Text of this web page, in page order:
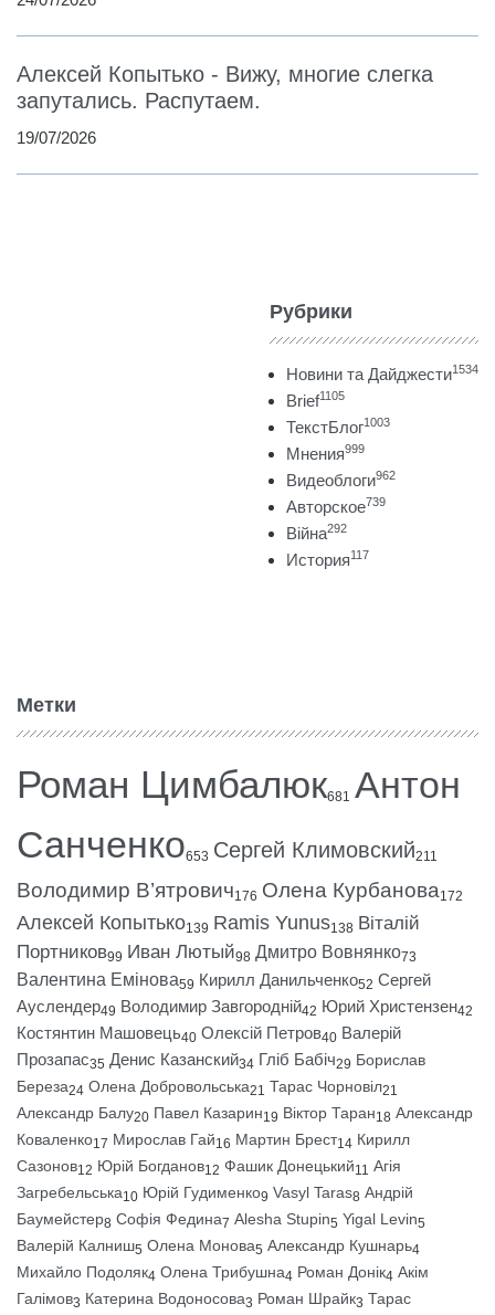
Алексей Копытько - Вижу, многие слегка
запутались. Распутаем.
19/07/2026
Рубрики
Новини та Дайджести1534
Brief1105
ТекстБлог1003
Мнения999
Видеоблоги962
Авторское739
Війна292
История117
Метки
Роман Цимбалюк681 Антон
Санченко653 Сергей Климовский211
Володимир В’ятрович176 Олена Курбанова172
Алексей Копытько139 Ramis Yunus138 Віталій
Портников99 Иван Лютый98 Дмитро Вовнянко73
Валентина Емінова59 Кирилл Данильченко52 Сергей
Ауслендер49 Володимир Завгородній42 Юрий Христензен42
Костянтин Машовець40 Олексій Петров40 Валерій
Прозапас35 Денис Казанский34 Гліб Бабіч29 Борислав
Береза24 Олена Добровольська21 Тарас Чорновіл21
Александр Балу20 Павел Казарин19 Віктор Таран18 Александр
Коваленко17 Мирослав Гай16 Мартин Брест14 Кирилл
Сазонов12 Юрій Богданов12 Фашик Донецький11 Агія
Загребельська10 Юрій Гудименко9 Vasyl Taras8 Андрій
Баумейстер8 Софія Федина7 Alesha Stupin5 Yigal Levin5
Валерій Калниш5 Олена Монова5 Александр Кушнарь4
Михайло Подоляк4 Олена Трибушна4 Роман Донік4 Акім
Галімов3 Катерина Водоносова3 Роман Шрайк3 Тарас